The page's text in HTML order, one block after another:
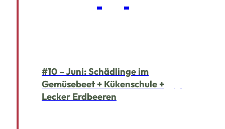
#10 – Juni: Schädlinge im
Gemüsebeet + Kükenschule +
Lecker Erdbeeren